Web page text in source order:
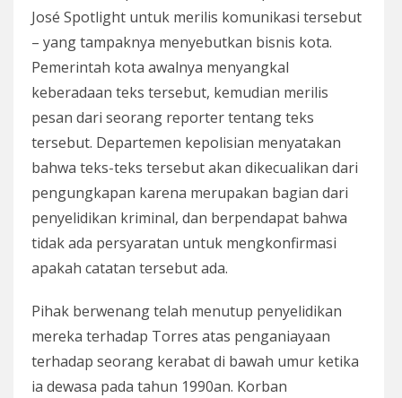
José Spotlight untuk merilis komunikasi tersebut
– yang tampaknya menyebutkan bisnis kota.
Pemerintah kota awalnya menyangkal
keberadaan teks tersebut, kemudian merilis
pesan dari seorang reporter tentang teks
tersebut. Departemen kepolisian menyatakan
bahwa teks-teks tersebut akan dikecualikan dari
pengungkapan karena merupakan bagian dari
penyelidikan kriminal, dan berpendapat bahwa
tidak ada persyaratan untuk mengkonfirmasi
apakah catatan tersebut ada.
Pihak berwenang telah menutup penyelidikan
mereka terhadap Torres atas penganiayaan
terhadap seorang kerabat di bawah umur ketika
ia dewasa pada tahun 1990an. Korban